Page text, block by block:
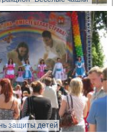
защиты детей